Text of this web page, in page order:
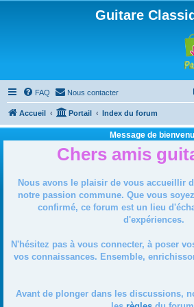
Guitare
FAQ Nous contacter
Accueil Portail Index du forum
Message de
Chers amis
Nous avons le plaisir de vous accueillir
notre passion commune. Que vous
confirmé, ce forum est un lieu
d'expériences.
N'hésitez pas à vous connecter, à poser
vos connaissances. Ensemble,
Avant de plonger dans les discussions,